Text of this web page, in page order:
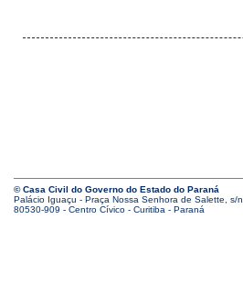
© Casa Civil do Governo do Estado do Paraná
Palácio Iguaçu - Praça Nossa Senhora de Salette, s/n
80530-909 - Centro Cívico - Curitiba - Paraná